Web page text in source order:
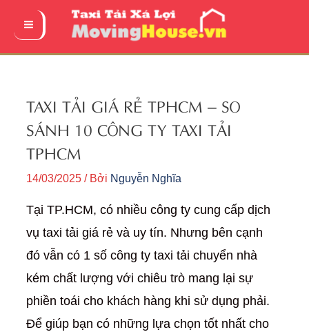
nội
Main
TAXI TẢI GIÁ RẺ TPHCM – SO
SÁNH 10 CÔNG TY TAXI TẢI
TPHCM
14/03/2025 / Bởi Nguyễn Nghĩa
Tại TP.HCM, có nhiều công ty cung cấp dịch
vụ taxi tải giá rẻ và uy tín. Nhưng bên cạnh
đó vẫn có 1 số công ty taxi tải chuyển nhà
kém chất lượng với chiêu trò mang lại sự
phiền toái cho khách hàng khi sử dụng phải.
Để giúp bạn có những lựa chọn tốt nhất cho